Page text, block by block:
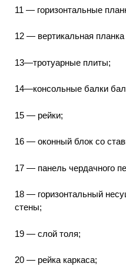
11 — горизонтальные
12 — вертикальная планка
13—тротуарные плиты;
14—консольные балки
15 — рейки;
16 — оконный блок со
17 — панель чердачного
18 — горизонтальный
стены;
19 — слой толя;
20 — рейка каркаса;